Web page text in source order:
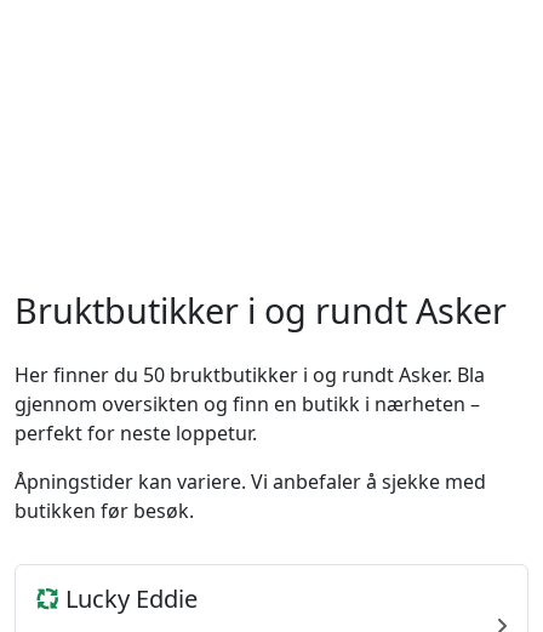
Bruktbutikker i og rundt Asker
Her finner du 50 bruktbutikker i og rundt Asker. Bla
gjennom oversikten og finn en butikk i nærheten –
perfekt for neste loppetur.
Åpningstider kan variere. Vi anbefaler å sjekke med
butikken før besøk.
Lucky Eddie